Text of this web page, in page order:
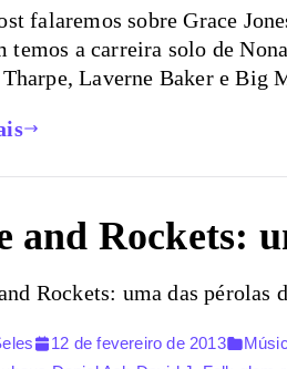
falaremos sobre Grace
temos a carreira solo de
Laverne Baker e Big
and Rockets:
12 de fevereiro de 2013